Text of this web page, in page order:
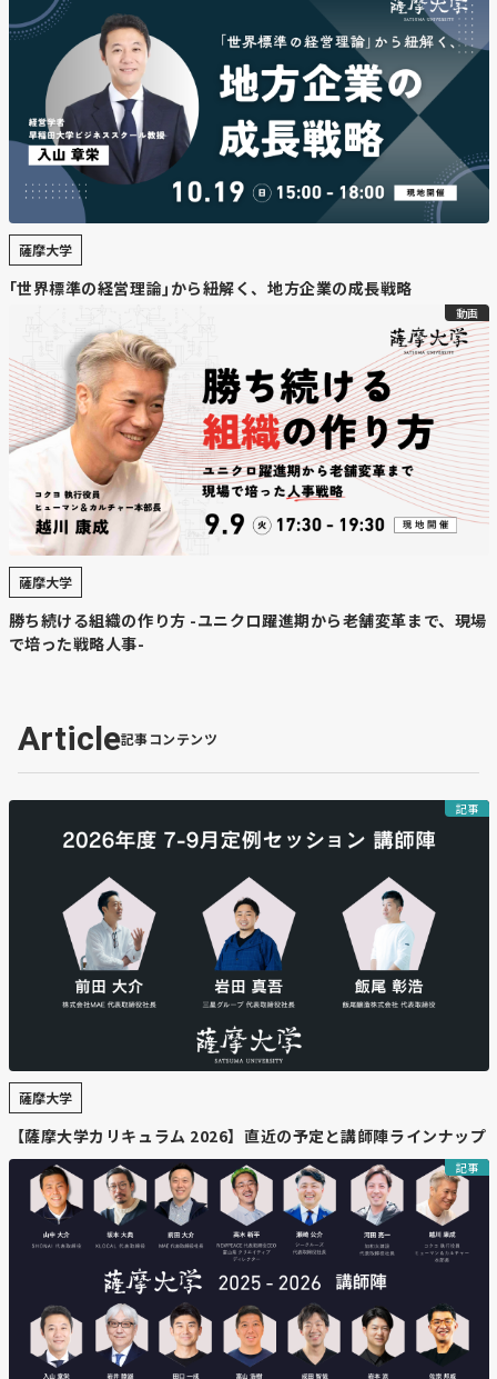
・北海道発チーズの需要拡大
国内チーズ消費は増加傾向にあり、1世帯あたり年間支出
は2024年に過去最高の7096円。大手乳業メーカーは道内
を生産拠点に、新商品開発や生産能力向上で道産チーズの
全国展開を進めている。
・ 新商品・生産ラインの強化
明治はブルーチーズをカマンベールで包んだ「十勝カマン
ブルー」を全国展開。森永乳業は味付きモッツァレラを発
売、雪印メグミルクは475億円投じて付加価値の高いチー
ズ生産ラインを整備し、国内シェアを30％以上に拡大す
・酪農業への波及効果
チーズ消費の拡大は生乳需要を押し上げ、酪農家の収入増
に直結。バター生産では脱脂粉乳の在庫問題があるが、チ
ーズ需要が伸びれば生乳増産を後押しする効果も期待され
る。
【コメント】
森永乳業の別海工場や雪印メグミルクの中標津工場など大
手企業の巨額投資が続々と進んでいます。家庭の支出額が
過去最高というような市場好調も受けての道産チーズ攻勢
は、酪農の安定と食産業の付加価値化を同時に実現する好
【北海道ニュース】緊急避妊薬 薬局ゼ
ロ町村もある北海道で広がるか 薬剤師
の面前での服用が条件
https://www.hokkaido-np.co.jp/article/1212556/?
ref=top#fekadpt2sd5kzgs078kmlboleay4sfx8
・市販化の動きと課題
緊急避妊薬「ノルレボ」が2026年春にも処方箋なしで薬
局購入可能に。世界では90カ国以上で市販されており、
日本でも需要が高い。効果は服薬が早いほど高まるが、購
入は薬剤師の面前服用が義務付けられ、心理的負担やプラ
イバシー確保が課題となる。
北海道の地域格差
道内179市町村のうち26町村には薬局や薬剤師がおらず、
車がないと入手が難しい地域もある。販売には研修を受け
た薬剤師や産婦人科との連携が必要で、地方での普及は不
透明。都市部と地方で入手機会に差が広がる懸念がある。
薩摩大学
｢世界標準の経営理論｣から紐解く、地方企業の成長戦略
動画
薩摩大学
勝ち続ける組織の作り方 -ユニクロ躍進期から老舗変革まで、現場
で培った戦略人事-
Article記事コンテンツ
記事
薩摩大学
【薩摩大学カリキュラム 2026】直近の予定と講師陣ラインナップ
記事